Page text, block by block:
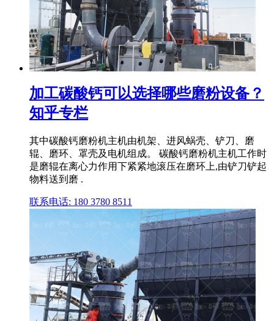
加工碳酸钙可以选择哪些磨粉设备？
知乎专栏
其中碳酸钙磨粉机主机由机架、进风蜗壳、铲刀、磨
辊、磨环、罩壳及电机组成。 碳酸钙磨粉机主机工作时
是磨辊在离心力作用下紧紧地滚压在磨环上,由铲刀铲起
物料送到磨 .
联系电话: 180 3780 8511